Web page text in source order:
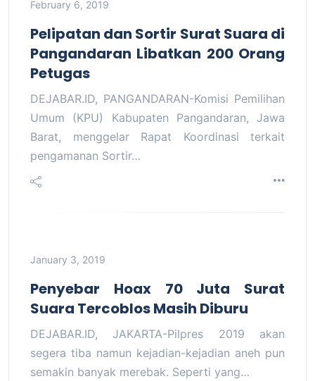
February 6, 2019
Pelipatan dan Sortir Surat Suara di
Pangandaran Libatkan 200 Orang
Petugas
DEJABAR.ID, PANGANDARAN-Komisi Pemilihan
Umum (KPU) Kabupaten Pangandaran, Jawa
Barat, menggelar Rapat Koordinasi terkait
pengamanan Sortir…
January 3, 2019
Penyebar Hoax 70 Juta Surat
Suara Tercoblos Masih Diburu
DEJABAR.ID, JAKARTA-Pilpres 2019 akan
segera tiba namun kejadian-kejadian aneh pun
semakin banyak merebak. Seperti yang…